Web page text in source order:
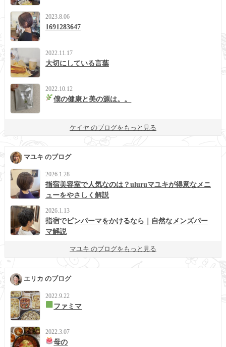
2023.8.06
1691283647
2022.11.17
大切にしている言葉
2022.10.12
僕の健康と美の源は。。
ケイヤ のブログをもっと見る
マユキ のブログ
2026.1.28
指宿美容室で人気なのは？uluruマユキが得意なメニ
ューをやさしく解説
2026.1.13
指宿でピンパーマをかけるなら｜自然なメンズパー
マ解説
マユキ のブログをもっと見る
エリカ のブログ
2022.9.22
ファミマ
2022.3.07
母の